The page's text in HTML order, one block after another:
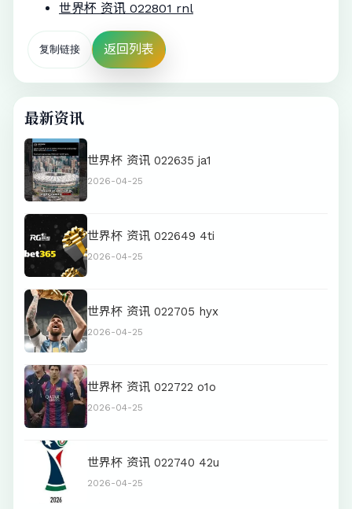
世界杯 资讯 022801 rnl
复制链接 返回列表
最新资讯
世界杯 资讯 022635 ja1
2026-04-25
世界杯 资讯 022649 4ti
2026-04-25
世界杯 资讯 022705 hyx
2026-04-25
世界杯 资讯 022722 o1o
2026-04-25
世界杯 资讯 022740 42u
2026-04-25